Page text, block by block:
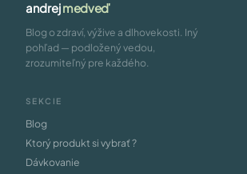
andrejmedveď
Blog o zdraví, výžive a dlhovekosti. Iný
pohľad — podložený vedou,
zrozumiteľný pre každého.
SEKCIE
Blog
Ktorý produkt si vybrať ?
Dávkovanie